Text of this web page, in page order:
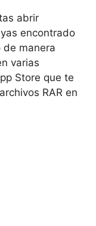
abrir
encontrado
de manera
varias
Store que te
RAR en